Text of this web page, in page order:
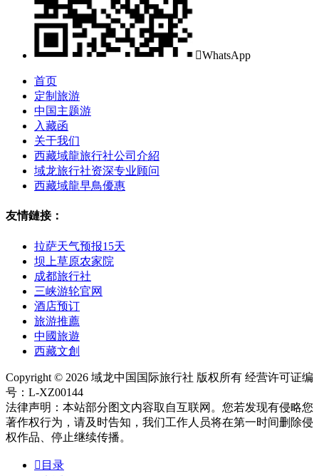
WhatsApp
首页
定制旅游
中国主题游
入藏函
关于我们
西藏域龍旅行社公司介紹
域龙旅行社资深专业顾问
西藏域龍早鳥優惠
友情鏈接：
拉萨天气预报15天
坝上草原农家院
成都旅行社
三峡游轮官网
酒店预订
旅游推薦
中國旅遊
西藏文創
Copyright © 2026 域龙中国国际旅行社 版权所有 经营许可证编
号：L-XZ00144
法律声明：本站部分图文内容取自互联网。您若发现有侵略您
著作权行为，请及时告知，我们工作人员将在第一时间删除侵
权作品、停止继续传播。
 目录